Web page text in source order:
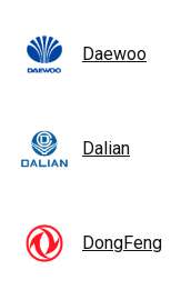
Daewoo
Dalian
DongFeng